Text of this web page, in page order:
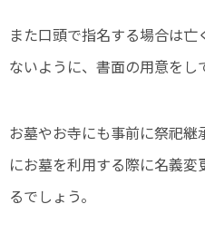
また口頭で指名する場合は
ないように、書面の用意をし
お墓やお寺にも事前に祭祀
にお墓を利用する際に名義
るでしょう。